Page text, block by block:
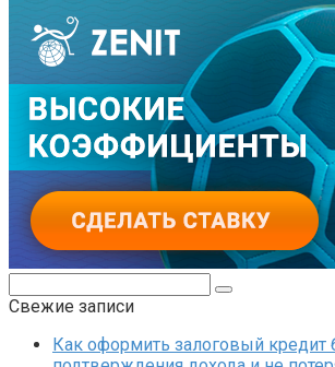
Свежие записи
Как оформить залоговый кредит